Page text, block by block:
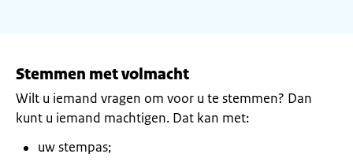
Stemmen met volmacht
Wilt u iemand vragen om voor u te stemmen? Dan
kunt u iemand machtigen. Dat kan met:
uw stempas;